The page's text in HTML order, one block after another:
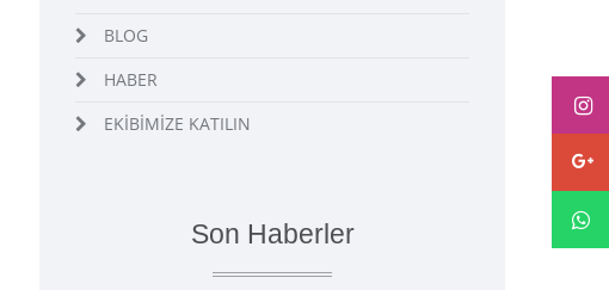
BLOG
HABER
EKİBİMİZE KATILIN
Son Haberler